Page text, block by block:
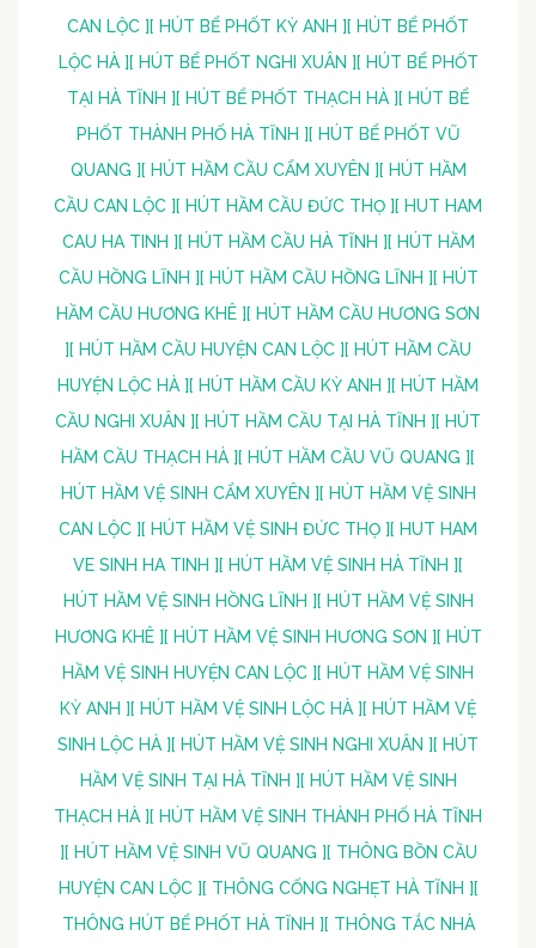
CAN LỘC ] [ HÚT BỂ PHỐT KỲ ANH ] [ HÚT BỂ PHỐT
LỘC HÀ ] [ HÚT BỂ PHỐT NGHI XUÂN ] [ HÚT BỂ PHỐT
TẠI HÀ TĨNH ] [ HÚT BỂ PHỐT THẠCH HÀ ] [ HÚT BỂ
PHỐT THÀNH PHỐ HÀ TĨNH ] [ HÚT BỂ PHỐT VŨ
QUANG ] [ HÚT HẦM CẦU CẨM XUYÊN ] [ HÚT HẦM
CẦU CAN LỘC ] [ HÚT HẦM CẦU ĐỨC THỌ ] [ HUT HAM
CAU HA TINH ] [ HÚT HẦM CẦU HÀ TĨNH ] [ HÚT HẦM
CẦU HỒNG LĨNH ] [ HÚT HẦM CẦU HỒNG LĨNH ] [ HÚT
HẦM CẦU HƯƠNG KHÊ ] [ HÚT HẦM CẦU HƯƠNG SƠN
] [ HÚT HẦM CẦU HUYỆN CAN LỘC ] [ HÚT HẦM CẦU
HUYỆN LỘC HÀ ] [ HÚT HẦM CẦU KỲ ANH ] [ HÚT HẦM
CẦU NGHI XUÂN ] [ HÚT HẦM CẦU TẠI HÀ TĨNH ] [ HÚT
HẦM CẦU THẠCH HÀ ] [ HÚT HẦM CẦU VŨ QUANG ] [
HÚT HẦM VỆ SINH CẨM XUYÊN ] [ HÚT HẦM VỆ SINH
CAN LỘC ] [ HÚT HẦM VỆ SINH ĐỨC THỌ ] [ HUT HAM
VE SINH HA TINH ] [ HÚT HẦM VỆ SINH HÀ TĨNH ] [
HÚT HẦM VỆ SINH HỒNG LĨNH ] [ HÚT HẦM VỆ SINH
HƯƠNG KHÊ ] [ HÚT HẦM VỆ SINH HƯƠNG SƠN ] [ HÚT
HẦM VỆ SINH HUYỆN CAN LỘC ] [ HÚT HẦM VỆ SINH
KỲ ANH ] [ HÚT HẦM VỆ SINH LỘC HÀ ] [ HÚT HẦM VỆ
SINH LỘC HÀ ] [ HÚT HẦM VỆ SINH NGHI XUÂN ] [ HÚT
HẦM VỆ SINH TẠI HÀ TĨNH ] [ HÚT HẦM VỆ SINH
THẠCH HÀ ] [ HÚT HẦM VỆ SINH THÀNH PHỐ HÀ TĨNH
] [ HÚT HẦM VỆ SINH VŨ QUANG ] [ THÔNG BỒN CẦU
HUYỆN CAN LỘC ] [ THÔNG CỐNG NGHẸT HÀ TĨNH ] [
THÔNG HÚT BỂ PHỐT HÀ TĨNH ] [ THÔNG TẮC NHÀ